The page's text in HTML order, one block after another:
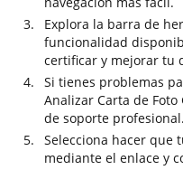
Explora la barra de
funcionalidad
certificar y mejorar tu
Si tienes problemas
Analizar Carta de
de soporte profesional.
Selecciona hacer que
mediante el enlace y